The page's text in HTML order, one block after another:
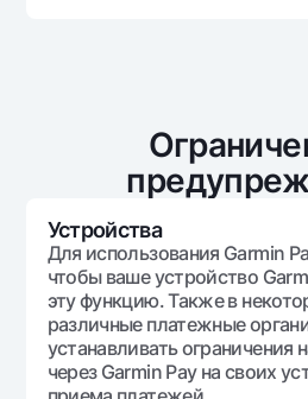
Устройства
Для использования Garmin
чтобы ваше устройство
эту функцию. Также в
различные платежные
устанавливать ограничения
через Garmin Pay на своих